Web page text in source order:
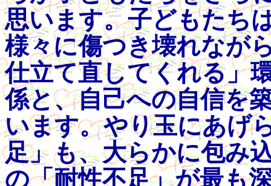
思います。子どもたち
様々に傷つき壊れなが
仕立て直してくれる」
係と、自己への自信を
います。やり玉にあげ
足」も、大らかに包み
の「耐性不足」が最も